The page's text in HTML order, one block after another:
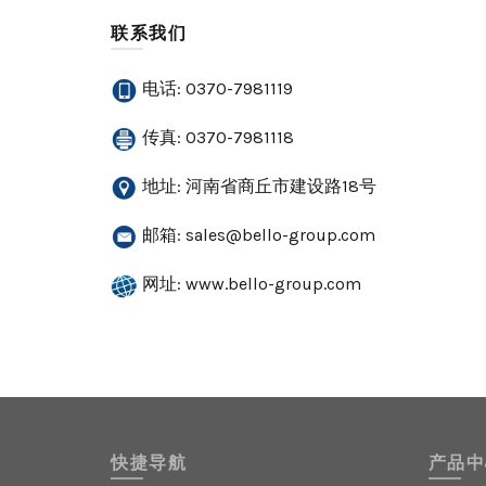
联系我们
电话: 0370-7981119
传真: 0370-7981118
地址: 河南省商丘市建设路18号
邮箱: sales@bello-group.com
网址: www.bello-group.com
快捷导航 产品